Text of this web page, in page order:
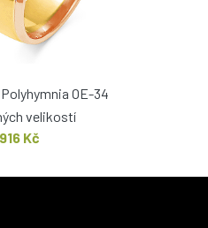
OE-34
velikostí
Kč